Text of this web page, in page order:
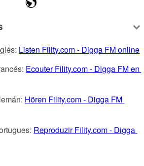
Listen Fility.com - Digga FM online
Ecouter Fility.com - Digga FM en
Hören Fility.com - Digga FM
Reproduzir Fility.com - Digga